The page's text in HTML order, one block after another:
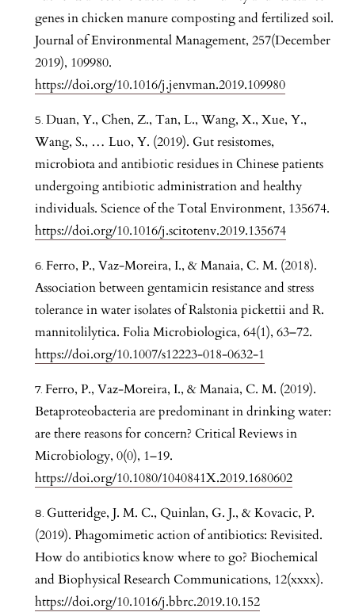
genes in chicken manure composting and fertilized soil.
Journal of Environmental Management, 257(December
2019), 109980.
https://doi.org/10.1016/j.jenvman.2019.109980
Duan, Y., Chen, Z., Tan, L., Wang, X., Xue, Y.,
Wang, S., … Luo, Y. (2019). Gut resistomes,
microbiota and antibiotic residues in Chinese patients
undergoing antibiotic administration and healthy
individuals. Science of the Total Environment, 135674.
https://doi.org/10.1016/j.scitotenv.2019.135674
Ferro, P., Vaz-Moreira, I., & Manaia, C. M. (2018).
Association between gentamicin resistance and stress
tolerance in water isolates of Ralstonia pickettii and R.
mannitolilytica. Folia Microbiologica, 64(1), 63–72.
https://doi.org/10.1007/s12223-018-0632-1
Ferro, P., Vaz-Moreira, I., & Manaia, C. M. (2019).
Betaproteobacteria are predominant in drinking water:
are there reasons for concern? Critical Reviews in
Microbiology, 0(0), 1–19.
https://doi.org/10.1080/1040841X.2019.1680602
Gutteridge, J. M. C., Quinlan, G. J., & Kovacic, P.
(2019). Phagomimetic action of antibiotics: Revisited.
How do antibiotics know where to go? Biochemical
and Biophysical Research Communications, 12(xxxx).
https://doi.org/10.1016/j.bbrc.2019.10.152